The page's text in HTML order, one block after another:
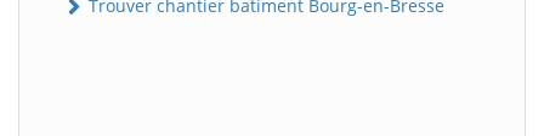
Trouver chantier batiment Bourg-en-Bresse